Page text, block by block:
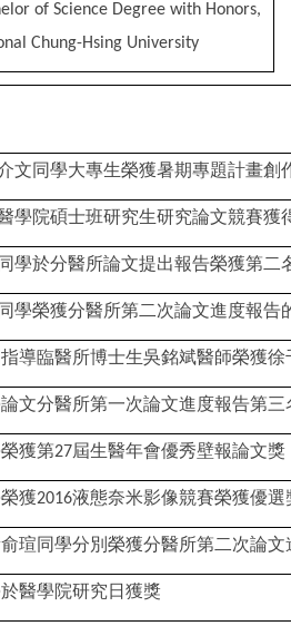
of Science Degree with Honors,
Chung-Hsing University
文同學大專生榮獲暑期專題計畫創
學院碩士班研究生研究論文競賽獲
學於分醫所論文提出報告榮獲第二
學榮獲分醫所第二次論文進度報告
導臨醫所博士生吳銘斌醫師榮獲
文分醫所第一次論文進度報告第三
獲第27屆生醫年會優秀壁報論文獎
獲2016液態奈米影像競賽榮獲優選
瑄同學分別榮獲分醫所第二次論
醫學院研究日獲獎